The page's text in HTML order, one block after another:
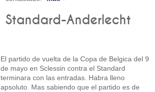
Standard-Anderlecht
El partido de vuelta de la Copa de Belgica del 9
de mayo en Sclessin contra el Standard
terminara con las entradas. Habra lleno
apsoluto. Mas sabiendo que el partido es de